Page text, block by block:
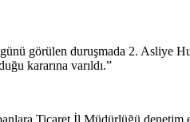
görülen duruşmada 2. Asliye
kararına varıldı.”
Ticaret İl Müdürlüğü